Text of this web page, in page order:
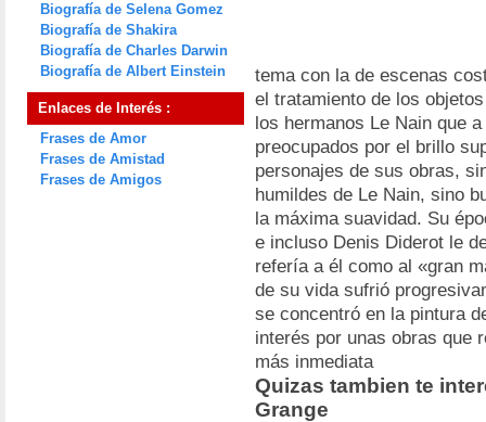
Biografía de Selena Gomez
Biografía de Shakira
Biografía de Charles Darwin
Biografía de Albert Einstein
Enlaces de Interés :
Frases de Amor
Frases de Amistad
Frases de Amigos
tema con la de escenas
el tratamiento de los
los hermanos Le Nain que
preocupados por el brillo
personajes de sus obras,
humildes de Le Nain, sino
la máxima suavidad. Su
e incluso Denis Diderot le
refería a él como al «gran
de su vida sufrió
se concentró en la pintura
interés por unas obras que
más inmediata
Quizas tambien te
Grange